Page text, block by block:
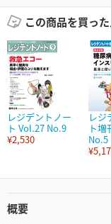
この商品を買っ
レジデントノー
ト Vol.27 No.9
¥2,530
レジ
ト増
No.5
概要